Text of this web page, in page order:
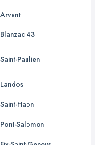
Arvant
Blanzac 43
Saint-Paulien
Landos
Saint-Haon
Pont-Salomon